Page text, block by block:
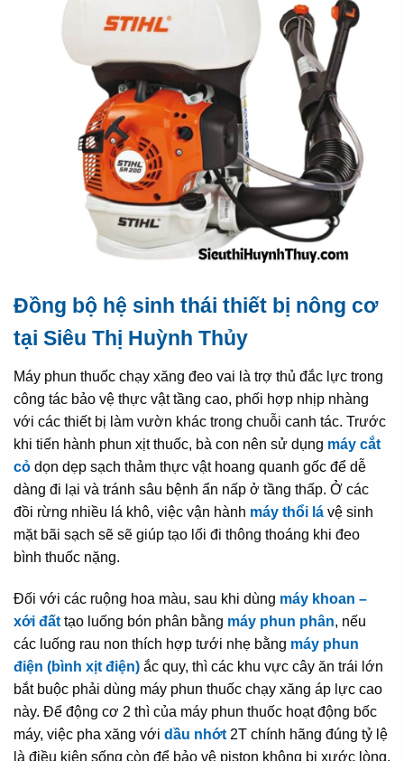
Đồng bộ hệ sinh thái thiết bị nông cơ
tại Siêu Thị Huỳnh Thủy
Máy phun thuốc chạy xăng đeo vai là trợ thủ đắc lực trong
công tác bảo vệ thực vật tầng cao, phối hợp nhịp nhàng
với các thiết bị làm vườn khác trong chuỗi canh tác. Trước
khi tiến hành phun xịt thuốc, bà con nên sử dụng máy cắt
cỏ dọn dẹp sạch thảm thực vật hoang quanh gốc để dễ
dàng đi lại và tránh sâu bệnh ẩn nấp ở tầng thấp. Ở các
đồi rừng nhiều lá khô, việc vận hành máy thổi lá vệ sinh
mặt bãi sạch sẽ sẽ giúp tạo lối đi thông thoáng khi đeo
bình thuốc nặng.
Đối với các ruộng hoa màu, sau khi dùng máy khoan –
xới đất tạo luống bón phân bằng máy phun phân, nếu
các luống rau non thích hợp tưới nhẹ bằng máy phun
điện (bình xịt điện) ắc quy, thì các khu vực cây ăn trái lớn
bắt buộc phải dùng máy phun thuốc chạy xăng áp lực cao
này. Để động cơ 2 thì của máy phun thuốc hoạt động bốc
máy, việc pha xăng với dầu nhớt 2T chính hãng đúng tỷ lệ
là điều kiện sống còn để bảo vệ piston không bị xước lòng.